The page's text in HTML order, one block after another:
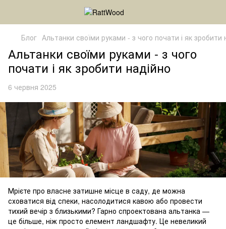
Блог Альтанки своїми руками - з чого почати і як зробити
Альтанки своїми руками - з чого
почати і як зробити надійно
6 червня 2025
Мрієте про власне затишне місце в саду, де можна
сховатися від спеки, насолодитися кавою або провести
тихий вечір з близькими? Гарно спроектована альтанка —
це більше, ніж просто елемент ландшафту. Це невеликий